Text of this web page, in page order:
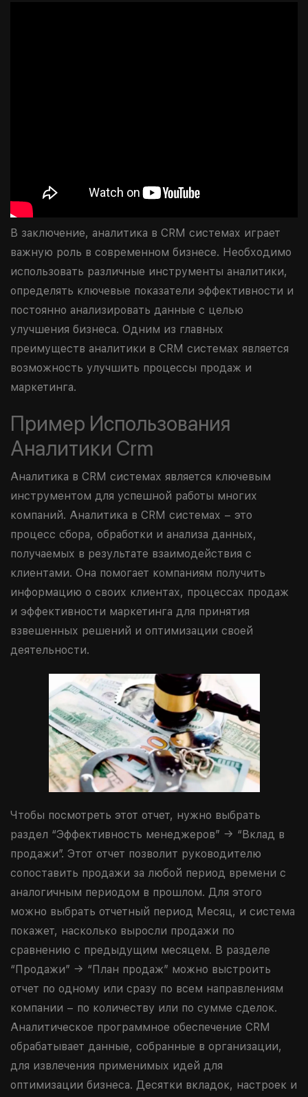
В заключение, аналитика в CRM системах играет
важную роль в современном бизнесе. Необходимо
использовать различные инструменты аналитики,
определять ключевые показатели эффективности и
постоянно анализировать данные с целью
улучшения бизнеса. Одним из главных
преимуществ аналитики в CRM системах является
возможность улучшить процессы продаж и
маркетинга.
Пример Использования
Аналитики Crm
Аналитика в CRM системах является ключевым
инструментом для успешной работы многих
компаний. Аналитика в CRM системах – это
процесс сбора, обработки и анализа данных,
получаемых в результате взаимодействия с
клиентами. Она помогает компаниям получить
информацию о своих клиентах, процессах продаж
и эффективности маркетинга для принятия
взвешенных решений и оптимизации своей
деятельности.
Чтобы посмотреть этот отчет, нужно выбрать
раздел “Эффективность менеджеров” → “Вклад в
продажи”. Этот отчет позволит руководителю
сопоставить продажи за любой период времени с
аналогичным периодом в прошлом. Для этого
можно выбрать отчетный период Месяц, и система
покажет, насколько выросли продажи по
сравнению с предыдущим месяцем. В разделе
“Продажи” → “План продаж” можно выстроить
отчет по одному или сразу по всем направлениям
компании – по количеству или по сумме сделок.
Аналитическое программное обеспечение CRM
обрабатывает данные, собранные в организации,
для извлечения применимых идей для
оптимизации бизнеса. Десятки вкладок, настроек и